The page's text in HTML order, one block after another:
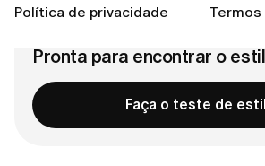
Política de privacidade
Pronta para encontrar o
Faça o teste de